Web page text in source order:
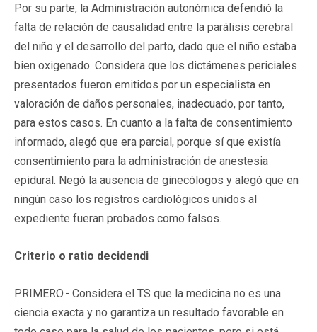
Por su parte, la Administración autonómica defendió la
falta de relación de causalidad entre la parálisis cerebral
del niño y el desarrollo del parto, dado que el niño estaba
bien oxigenado. Considera que los dictámenes periciales
presentados fueron emitidos por un especialista en
valoración de daños personales, inadecuado, por tanto,
para estos casos. En cuanto a la falta de consentimiento
informado, alegó que era parcial, porque sí que existía
consentimiento para la administración de anestesia
epidural. Negó la ausencia de ginecólogos y alegó que en
ningún caso los registros cardiológicos unidos al
expediente fueran probados como falsos.
Criterio o ratio decidendi
PRIMERO.- Considera el TS que la medicina no es una
ciencia exacta y no garantiza un resultado favorable en